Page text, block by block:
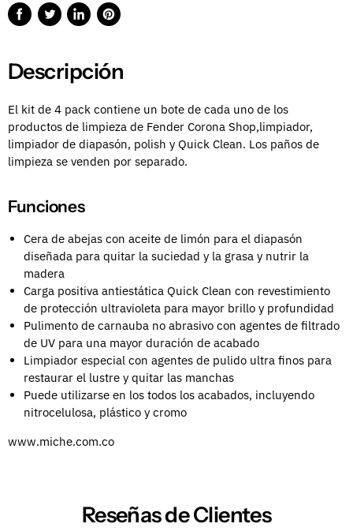
CompartirPublicarCompartirGuardar
Descripción
El kit de 4 pack contiene un bote de cada uno de los
productos de limpieza de Fender Corona Shop,limpiador,
limpiador de diapasón, polish y Quick Clean. Los paños de
limpieza se venden por separado.
Funciones
Cera de abejas con aceite de limón para el diapasón
diseñada para quitar la suciedad y la grasa y nutrir la
madera
Carga positiva antiestática Quick Clean con revestimiento
de protección ultravioleta para mayor brillo y profundidad
Pulimento de carnauba no abrasivo con agentes de filtrado
de UV para una mayor duración de acabado
Limpiador especial con agentes de pulido ultra finos para
restaurar el lustre y quitar las manchas
Puede utilizarse en los todos los acabados, incluyendo
nitrocelulosa, plástico y cromo
www.miche.com.co
Reseñas de Clientes